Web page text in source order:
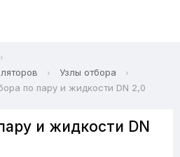
Узлы отбора
по пару и жидкости DN 2,0
и жидкости DN